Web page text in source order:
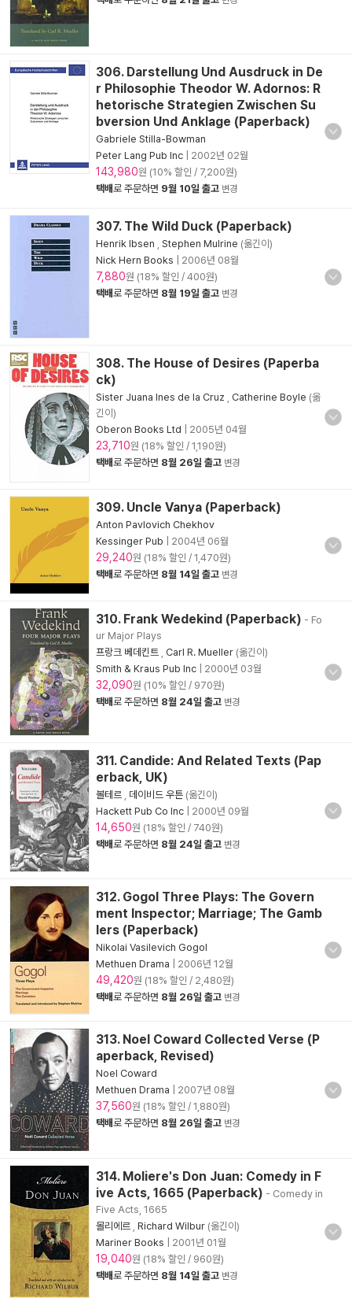
306. Darstellung Und Ausdruck in De
r Philosophie Theodor W. Adornos: R
hetorische Strategien Zwischen Su
bversion Und Anklage (Paperback)
Gabriele Stilla-Bowman
Peter Lang Pub Inc
2002년 02월
143,980원 (10% 할인 / 7,200원)
택배로 주문하면 9월 10일 출고 변경
307. The Wild Duck (Paperback)
Henrik Ibsen Stephen Mulrine (옮긴이)
Nick Hern Books
2006년 08월
7,880원 (18% 할인 / 400원)
택배로 주문하면 8월 19일 출고 변경
308. The House of Desires (Paperba
ck)
Sister Juana Ines de la Cruz Catherine Boyle (옮
긴이)
Oberon Books Ltd
2005년 04월
23,710원 (18% 할인 / 1,190원)
택배로 주문하면 8월 26일 출고 변경
309. Uncle Vanya (Paperback)
Anton Pavlovich Chekhov
Kessinger Pub
2004년 06월
29,240원 (18% 할인 / 1,470원)
택배로 주문하면 8월 14일 출고 변경
310. Frank Wedekind (Paperback) - Fo
ur Major Plays
프랑크 베데킨트 Carl R. Mueller (옮긴이)
Smith & Kraus Pub Inc
2000년 03월
32,090원 (10% 할인 / 970원)
택배로 주문하면 8월 24일 출고 변경
311. Candide: And Related Texts (Pap
erback, UK)
볼테르 데이비드 우튼 (옮긴이)
Hackett Pub Co Inc
2000년 09월
14,650원 (18% 할인 / 740원)
택배로 주문하면 8월 24일 출고 변경
312. Gogol Three Plays: The Govern
ment Inspector; Marriage; The Gamb
lers (Paperback)
Nikolai Vasilevich Gogol
Methuen Drama
2006년 12월
49,420원 (18% 할인 / 2,480원)
택배로 주문하면 8월 26일 출고 변경
313. Noel Coward Collected Verse (P
aperback, Revised)
Noel Coward
Methuen Drama
2007년 08월
37,560원 (18% 할인 / 1,880원)
택배로 주문하면 8월 26일 출고 변경
314. Moliere's Don Juan: Comedy in F
ive Acts, 1665 (Paperback) - Comedy in
Five Acts, 1665
몰리에르 Richard Wilbur (옮긴이)
Mariner Books
2001년 01월
19,040원 (18% 할인 / 960원)
택배로 주문하면 8월 14일 출고 변경